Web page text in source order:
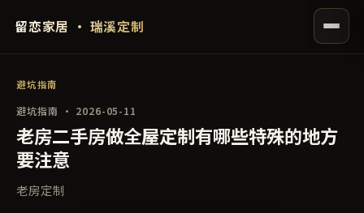
留恋家居 · 瑞溪定制
避坑指南
避坑指南 · 2026-05-11
老房二手房做全屋定制有哪些特殊的地方
要注意
老房定制